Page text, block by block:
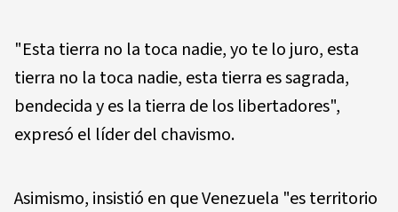
"Esta tierra no la toca nadie, yo te lo juro, esta
tierra no la toca nadie, esta tierra es sagrada,
bendecida y es la tierra de los libertadores",
expresó el líder del chavismo.
Asimismo, insistió en que Venezuela "es territorio